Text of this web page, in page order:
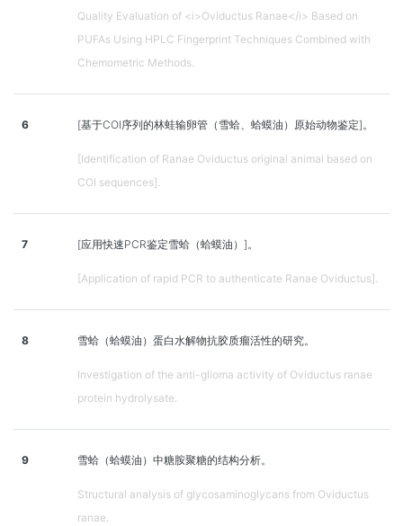
Quality Evaluation of <i>Oviductus Ranae</i> Based on
PUFAs Using HPLC Fingerprint Techniques Combined with
Chemometric Methods.
6 [基于COI序列的林蛙输卵管（雪蛤、蛤蟆油）原始动物鉴定]。
[Identification of Ranae Oviductus original animal based on
COI sequences].
7 [应用快速PCR鉴定雪蛤（蛤蟆油）]。
[Application of rapid PCR to authenticate Ranae Oviductus].
8 雪蛤（蛤蟆油）蛋白水解物抗胶质瘤活性的研究。
Investigation of the anti-glioma activity of Oviductus ranae
protein hydrolysate.
9 雪蛤（蛤蟆油）中糖胺聚糖的结构分析。
Structural analysis of glycosaminoglycans from Oviductus
ranae.